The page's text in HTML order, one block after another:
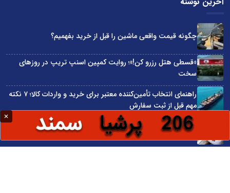
چگونه قیمت واقعی ماشین را قبل از خرید بفهمیم؟
«قسطی هتل رزرو کن!»؛ روایت کمپین اسنپ تریپ در روزهای
سخت
راهنمای انتخاب تأمین‌کننده معتبر برای خرید و واردات کالا؛ ۷ نکته
مهم قبل از ثبت سفارش
در اقتصاد دیجیتال، خوش‌بینی جای آمادگی را نمی‌گیرد